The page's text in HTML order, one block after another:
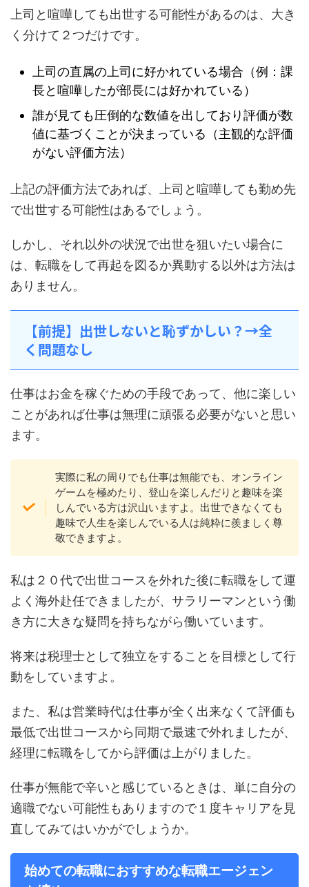
上司と喧嘩しても出世する可能性があるのは、大き
く分けて２つだけです。
上司の直属の上司に好かれている場合（例：課
長と喧嘩したが部長には好かれている）
誰が見ても圧倒的な数値を出しており評価が数
値に基づくことが決まっている（主観的な評価
がない評価方法）
上記の評価方法であれば、上司と喧嘩しても勤め先
で出世する可能性はあるでしょう。
しかし、それ以外の状況で出世を狙いたい場合に
は、転職をして再起を図るか異動する以外は方法は
ありません。
【前提】出世しないと恥ずかしい？→全
く問題なし
仕事はお金を稼ぐための手段であって、他に楽しい
ことがあれば仕事は無理に頑張る必要がないと思い
ます。
実際に私の周りでも仕事は無能でも、オンライン
ゲームを極めたり、登山を楽しんだりと趣味を楽
しんでいる方は沢山いますよ。出世できなくても
趣味で人生を楽しんでいる人は純粋に羨ましく尊
敬できますよ。
私は２０代で出世コースを外れた後に転職をして運
よく海外赴任できましたが、サラリーマンという働
き方に大きな疑問を持ちながら働いています。
将来は税理士として独立をすることを目標として行
動をしていますよ。
また、私は営業時代は仕事が全く出来なくて評価も
最低で出世コースから同期で最速で外れましたが、
経理に転職をしてから評価は上がりました。
仕事が無能で辛いと感じているときは、単に自分の
適職でない可能性もありますので１度キャリアを見
直してみてはいかがでしょうか。
始めての転職におすすめな転職エージェン